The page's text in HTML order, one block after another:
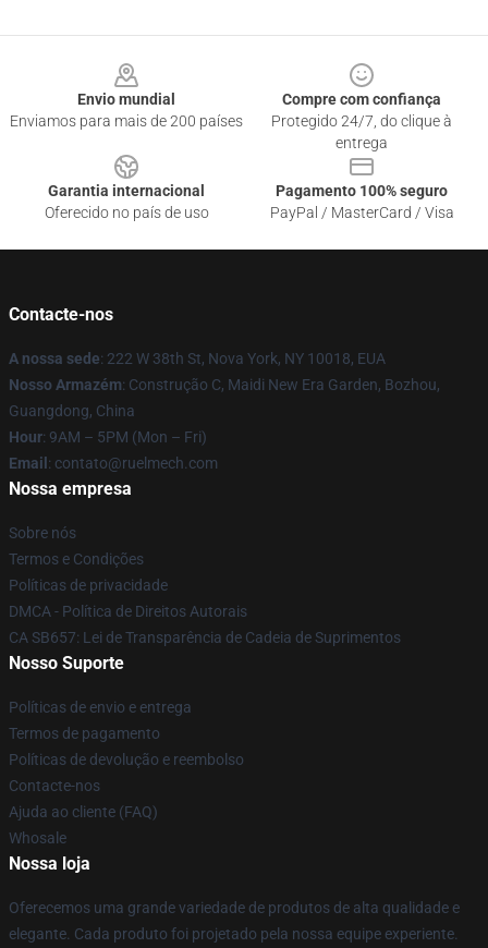
Envio mundial
Enviamos para mais de 200 países
Compre com confiança
Protegido 24/7, do clique à
entrega
Garantia internacional
Oferecido no país de uso
Pagamento 100% seguro
PayPal / MasterCard / Visa
Contacte-nos
A nossa sede: 222 W 38th St, Nova York, NY 10018, EUA
Nosso Armazém: Construção C, Maidi New Era Garden, Bozhou,
Guangdong, China
Hour: 9AM – 5PM (Mon – Fri)
Email : contato@ruelmech.com
Nossa empresa
Sobre nós
Termos e Condições
Políticas de privacidade
DMCA - Política de Direitos Autorais
CA SB657: Lei de Transparência de Cadeia de Suprimentos
Nosso Suporte
Políticas de envio e entrega
Termos de pagamento
Políticas de devolução e reembolso
Contacte-nos
Ajuda ao cliente (FAQ)
Whosale
Nossa loja
Oferecemos uma grande variedade de produtos de alta qualidade e
elegante. Cada produto foi projetado pela nossa equipe experiente.